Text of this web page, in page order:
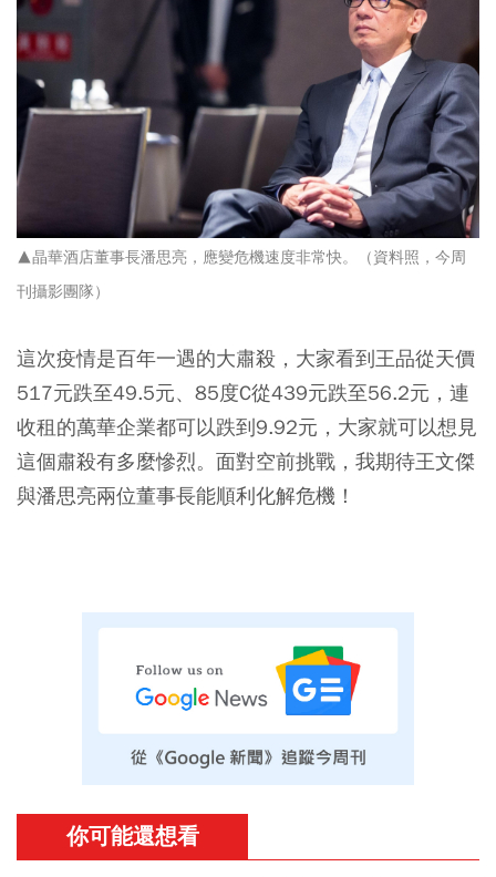
▲晶華酒店董事長潘思亮，應變危機速度非常快。（資料照，今周
刊攝影團隊）
這次疫情是百年一遇的大肅殺，大家看到王品從天價
517元跌至49.5元、85度C從439元跌至56.2元，連
收租的萬華企業都可以跌到9.92元，大家就可以想見
這個肅殺有多麼慘烈。面對空前挑戰，我期待王文傑
與潘思亮兩位董事長能順利化解危機！